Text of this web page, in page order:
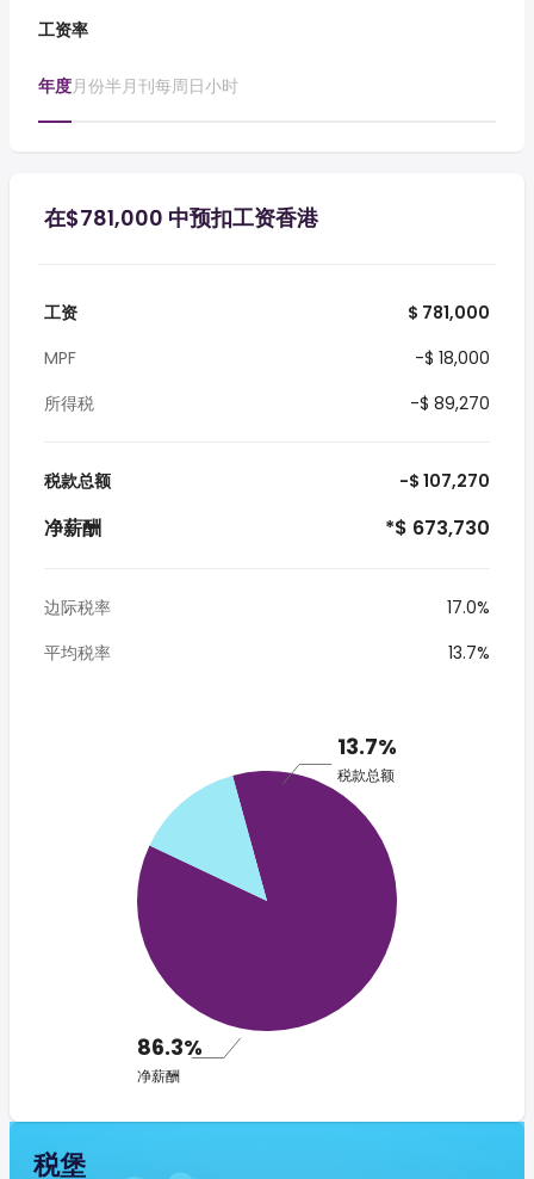
工资率
年度月份半月刊每周日小时
在$781,000 中预扣工资香港
工资
$ 781,000
MPF
-$ 18,000
所得税
-$ 89,270
税款总额 -$ 107,270
净薪酬 *$ 673,730
边际税率
17.0%
平均税率
13.7%
13.7%
税款总额
86.3%
净薪酬
税堡